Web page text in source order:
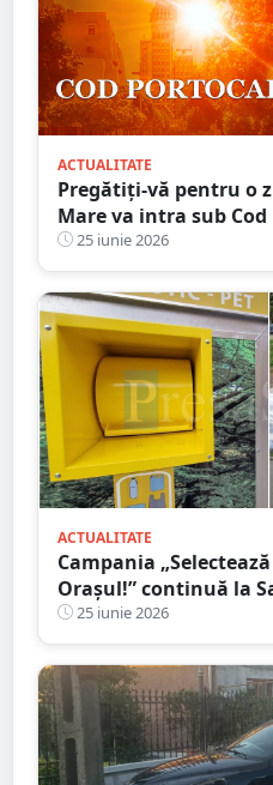
ACTUALITATE
Pregătiți-vă pentru o
Mare va intra sub
caniculă. Avertizarea
25 iunie 2026
ACTUALITATE
Campania
Orașul!” continuă la
loc controale și
25 iunie 2026